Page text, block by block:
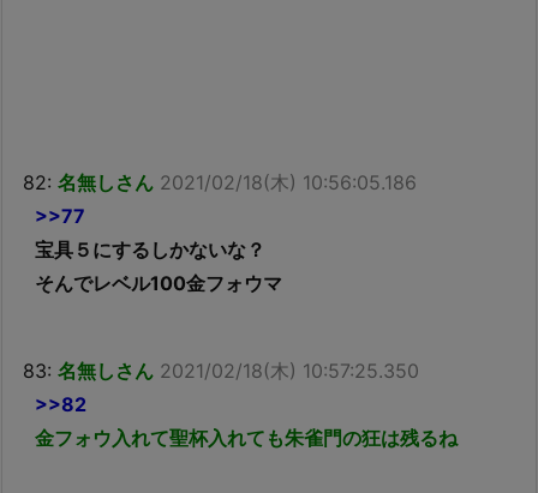
82: 名無しさん 2021/02/18(木) 10:56:05.186
>>77
宝具５にするしかないな？
そんでレベル100金フォウマ
83: 名無しさん 2021/02/18(木) 10:57:25.350
>>82
金フォウ入れて聖杯入れても朱雀門の狂は残るね